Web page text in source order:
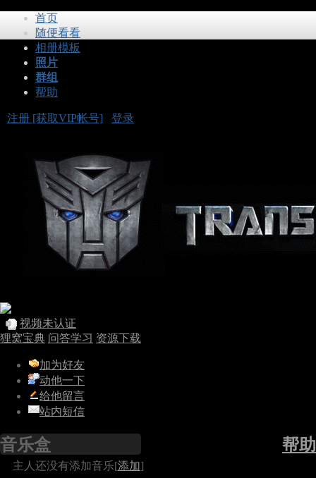
首页
随便看看
相册模板
照片
群组
帮助
注册 [获取VIP帐号] 登录
视频未认证
狸窝宝典 问答学习 资源下载
加为好友
动他一下
给他留言
站内短信
帮助
音乐盒
主人还没有添加音乐[添加]